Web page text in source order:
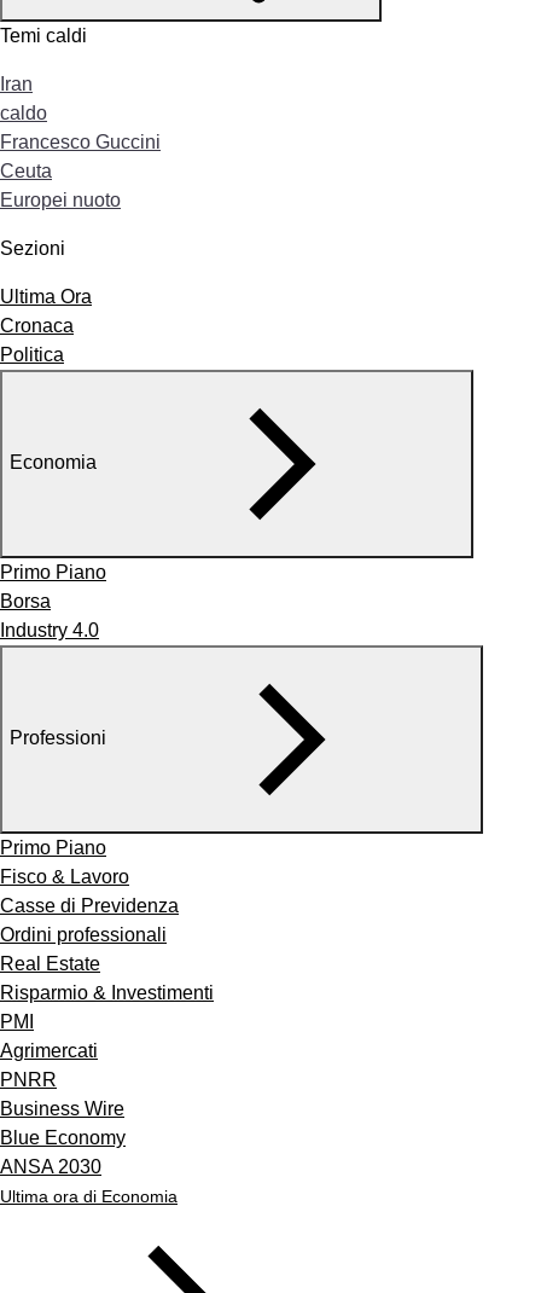
Temi caldi
Iran
caldo
Francesco Guccini
Ceuta
Europei nuoto
Sezioni
Ultima Ora
Cronaca
Politica
Economia
Primo Piano
Borsa
Industry 4.0
Professioni
Primo Piano
Fisco & Lavoro
Casse di Previdenza
Ordini professionali
Real Estate
Risparmio & Investimenti
PMI
Agrimercati
PNRR
Business Wire
Blue Economy
ANSA 2030
Ultima ora di Economia